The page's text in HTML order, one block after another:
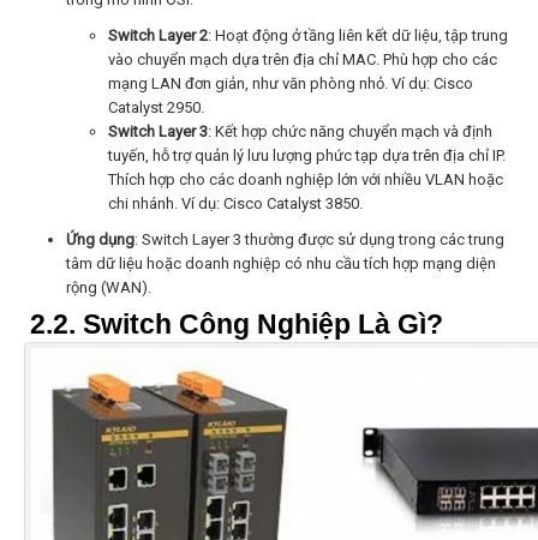
Switch Layer 2: Hoạt động ở tầng liên kết dữ liệu, tập trung
vào chuyển mạch dựa trên địa chỉ MAC. Phù hợp cho các
mạng LAN đơn giản, như văn phòng nhỏ. Ví dụ: Cisco
Catalyst 2950.
Switch Layer 3: Kết hợp chức năng chuyển mạch và định
tuyến, hỗ trợ quản lý lưu lượng phức tạp dựa trên địa chỉ IP.
Thích hợp cho các doanh nghiệp lớn với nhiều VLAN hoặc
chi nhánh. Ví dụ: Cisco Catalyst 3850.
Ứng dụng: Switch Layer 3 thường được sử dụng trong các trung
tâm dữ liệu hoặc doanh nghiệp có nhu cầu tích hợp mạng diện
rộng (WAN).
2.2. Switch Công Nghiệp Là Gì?